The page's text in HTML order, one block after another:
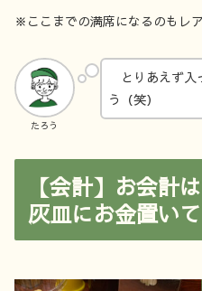
※ここまでの満席になるのもレ
たろう
とりあえず入
う（笑）
【会計】お会計
灰皿にお金置い